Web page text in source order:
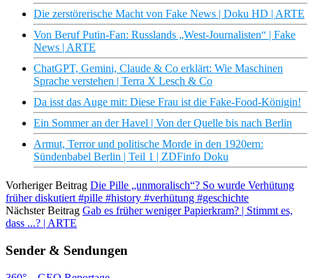
Die zerstörerische Macht von Fake News | Doku HD | ARTE
Von Beruf Putin-Fan: Russlands „West-Journalisten“ | Fake
News | ARTE
ChatGPT, Gemini, Claude & Co erklärt: Wie Maschinen
Sprache verstehen | Terra X Lesch & Co
Da isst das Auge mit: Diese Frau ist die Fake-Food-Königin!
Ein Sommer an der Havel | Von der Quelle bis nach Berlin
Armut, Terror und politische Morde in den 1920ern:
Sündenbabel Berlin | Teil 1 | ZDFinfo Doku
Vorheriger Beitrag Die Pille „unmoralisch“? So wurde Verhütung
früher diskutiert #pille #history #verhütung #geschichte
Nächster Beitrag Gab es früher weniger Papierkram? | Stimmt es,
dass ...? | ARTE
Sender & Sendungen